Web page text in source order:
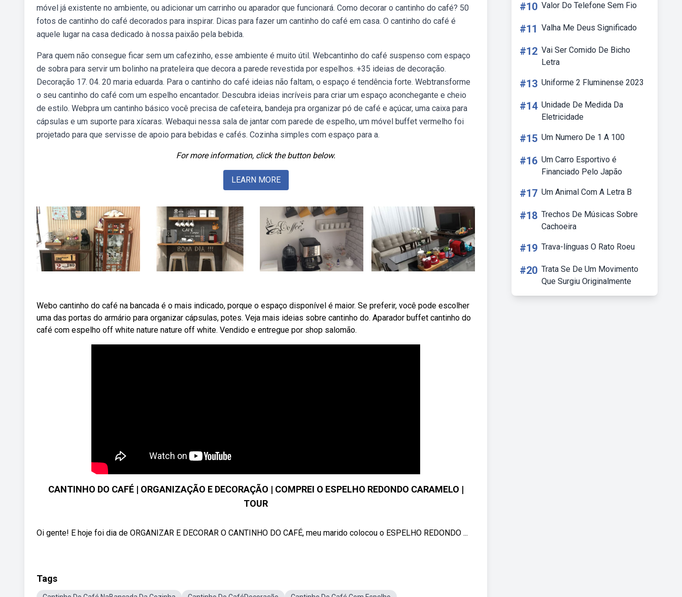
móvel já existente no ambiente, ou adicionar um carrinho ou aparador que funcionará. Como decorar o cantinho do café? 50
fotos de cantinho do café decorados para inspirar. Dicas para fazer um cantinho do café em casa. O cantinho do café é
aquele lugar na casa dedicado à nossa paixão pela bebida.
Para quem não consegue ficar sem um cafezinho, esse ambiente é muito útil. Webcantinho do café suspenso com espaço
de sobra para servir um bolinho na prateleira que decora a parede revestida por espelhos. +35 ideias de decoração.
Decoração 17. 04. 20 maria eduarda. Para o cantinho do café ideias não faltam, o espaço é tendência forte. Webtransforme
o seu cantinho do café com um espelho encantador. Descubra ideias incríveis para criar um espaço aconchegante e cheio
de estilo. Webpra um cantinho básico você precisa de cafeteira, bandeja pra organizar pó de café e açúcar, uma caixa para
cápsulas e um suporte para xícaras. Webaqui nessa sala de jantar com parede de espelho, um móvel buffet vermelho foi
projetado para que servisse de apoio para bebidas e cafés. Cozinha simples com espaço para a.
For more information, click the button below.
LEARN MORE
Webo cantinho do café na bancada é o mais indicado, porque o espaço disponível é maior. Se preferir, você pode escolher
uma das portas do armário para organizar cápsulas, potes. Veja mais ideias sobre cantinho do. Aparador buffet cantinho do
café com espelho off white nature nature off white. Vendido e entregue por shop salomão.
CANTINHO DO CAFÉ | ORGANIZAÇÃO E DECORAÇÃO | COMPREI O ESPELHO REDONDO CARAMELO |
TOUR
Oi gente! E hoje foi dia de ORGANIZAR E DECORAR O CANTINHO DO CAFÉ, meu marido colocou o ESPELHO REDONDO ...
Tags
#10 Valor Do Telefone Sem Fio
#11 Valha Me Deus Significado
#12 Vai Ser Comido De Bicho
Letra
#13 Uniforme 2 Fluminense 2023
#14 Unidade De Medida Da
Eletricidade
#15 Um Numero De 1 A 100
#16 Um Carro Esportivo é
Financiado Pelo Japão
#17 Um Animal Com A Letra B
#18 Trechos De Músicas Sobre
Cachoeira
#19 Trava-línguas O Rato Roeu
#20 Trata Se De Um Movimento
Que Surgiu Originalmente